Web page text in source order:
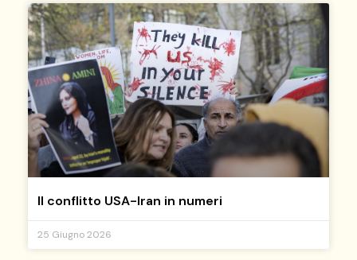
Il conflitto USA-Iran in numeri
25 Giugno 2026